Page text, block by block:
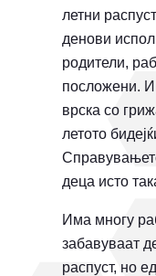
летни
денови
родители,
посложени.
врска со
летото
деца исто
Има многу
забавуваат
распуст, но